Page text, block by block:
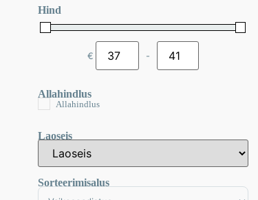
Hind
€ Minimum Price
-Maximum Price
Allahindlus
Allahindlus
Laoseis
Sorteerimisalus
Sort Products